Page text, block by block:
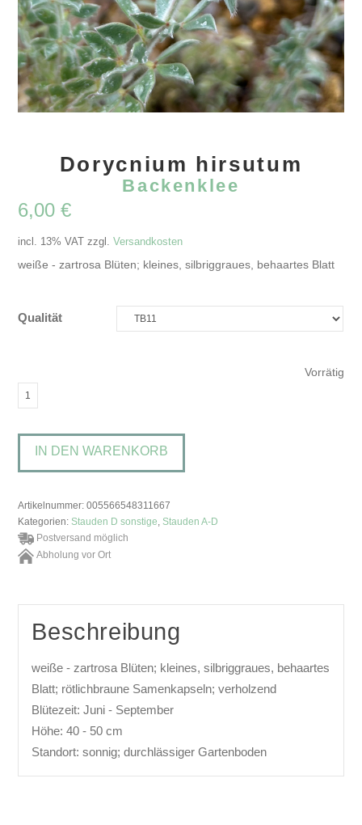
Dorycnium hirsutum
Backenklee
6,00€
incl. 13% VAT zzgl.Versandkosten
weiße - zartrosa Blüten; kleines, silbriggraues, behaartes Blatt
Qualität
Vorrätig
Dorycnium
Menge
IN DEN WARENKORB
Artikelnummer:005566548311667
Kategorien: Stauden D sonstige Stauden A-D
Postversand möglich
Abholung vor Ort
Beschreibung
weiße - zartrosa Blüten; kleines, silbriggraues, behaartes
Blatt; rötlichbraune Samenkapseln; verholzend
Blütezeit: Juni - September
Höhe: 40 - 50 cm
Standort: sonnig; durchlässiger Gartenboden